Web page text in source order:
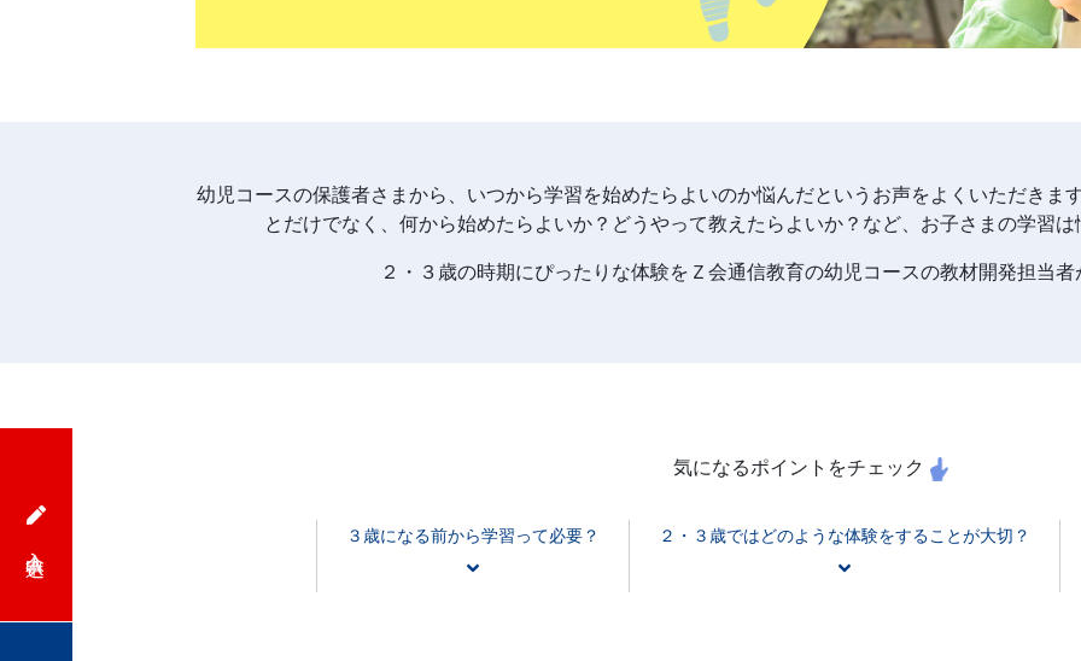
幼児コースの保護者さまから、 いつから学習を始めたらよいのか悩んだというお声をよくいただきま
とだけでなく、何から始めたらよいか？どうやって教えたらよいか？など、お子さまの学習
２・３歳の時期にぴったりな体験をＺ会通信教育の幼児コースの教材開発担当
気になるポイントをチェック
３歳になる前から学習って必要？ ２・３歳ではどのような体験をすることが大切？